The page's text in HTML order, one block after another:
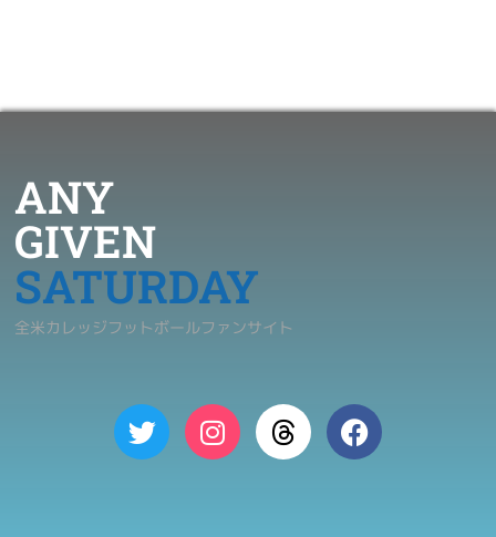
ANY
GIVEN
SATURDAY
全米カレッジフットボールファンサイト